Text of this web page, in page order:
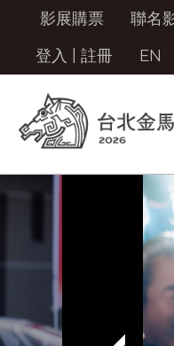
影展購票 聯名
登入
註冊 EN